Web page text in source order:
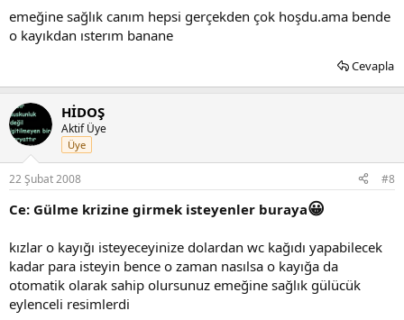
emeğine sağlık canım hepsi gerçekden çok hoşdu.ama bende
o kayıkdan ısterım banane
Cevapla
HİDOŞ
Aktif Üye
Üye
22 Şubat 2008 #8
Ce: Gülme krizine girmek isteyenler buraya😀
kızlar o kayığı isteyeceyinize dolardan wc kağıdı yapabilecek
kadar para isteyin bence o zaman nasılsa o kayığa da
otomatik olarak sahip olursunuz emeğine sağlık gülücük
eylenceli resimlerdi